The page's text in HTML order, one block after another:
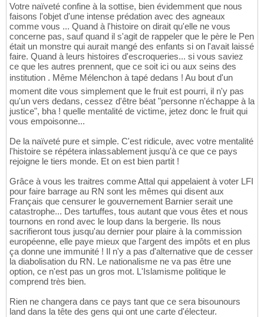
Votre naïveté confine à la sottise, bien évidemment que nous
faisons l'objet d'une intense prédation avec des agneaux
comme vous ... Quand à l'histoire on dirait qu'elle ne vous
concerne pas, sauf quand il s'agit de rappeler que le père le Pen
était un monstre qui aurait mangé des enfants si on l'avait laissé
faire. Quand à leurs histoires d'escroqueries... si vous saviez
ce que les autres prennent, que ce soit ici ou aux seins des
institution . Même Mélenchon à tapé dedans ! Au bout d'un
moment dite vous simplement que le fruit est pourri, il n'y pas
qu'un vers dedans, cessez d'être béat "personne n'échappe à la
justice", bha ! quelle mentalité de victime, jetez donc le fruit qui
vous empoisonne...
De la naïveté pure et simple. C'est ridicule, avec votre mentalité
l'histoire se répétera inlassablement jusqu'à ce que ce pays
rejoigne le tiers monde. Et on est bien partit !
Grâce à vous les traitres comme Attal qui appelaient à voter LFI
pour faire barrage au RN sont les mêmes qui disent aux
Français que censurer le gouvernement Barnier serait une
catastrophe... Des tartuffes, tous autant que vous êtes et nous
tournons en rond avec le loup dans la bergerie. Ils nous
sacrifieront tous jusqu'au dernier pour plaire à la commission
européenne, elle paye mieux que l'argent des impôts et en plus
ça donne une immunité ! Il n'y a pas d'alternative que de cesser
la diabolisation du RN. Le nationalisme ne va pas être une
option, ce n'est pas un gros mot. L'Islamisme politique le
comprend très bien.
Rien ne changera dans ce pays tant que ce sera bisounours
land dans la tête des gens qui ont une carte d'électeur.